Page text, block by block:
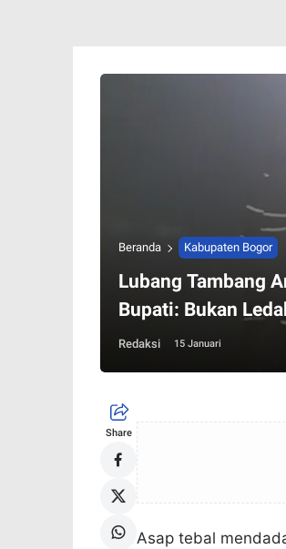
Beranda Kabupaten Bogor
Lubang Tambang
Bupati: Bukan
Redaksi 15 Januari
Share
Asap tebal